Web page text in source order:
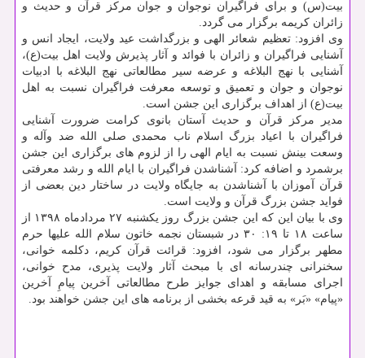
بیت(س) و برای فراگیران نوجوان و جوان مركز قرآن و حدیث و
زائران كریمه برگزار می گردد.
وی افزود: تعظیم شعائر الهی و بزرگداشت عید ولایت، ایجاد انس و
آشنایی فراگیران و زائران با فوائد و آثار پذیرش ولایت اهل بیت(ع)،
آشنایی با نهج البلاغه و عرضه سیر مطالعاتی نهج البلاغه با ادبیات
نوجوان و جوان و تعمیق و توسعه معرفت فراگیران نسبت به اهل
بیت(ع) از اهداف برگزاری این جشن است.
مدیر مركز قرآن و حدیث آستان بانوی كرامت ضرورت آشنایی
فراگیران با اعیاد بزرگ اسلام ناب محمدی صلی الله ضد وآله و
وسعت بینش نسبت به ایام الهی را از لزوم های برگزاری این جشن
برشمرد و اضافه كرد: آشناشدن فراگیران با ایام الله و رشد معرفتی
قرآن آموزان با آشناشدن به جایگاه ولایت در ساختار دین بعضی از
فواید جشن بزرگ قرآن و ولایت است.
وی با بیان این كه این جشن بزرگ روز یكشنبه ۲۷ مردادماه ۱۳۹۸ از
ساعت ۱۸ تا ۱۹: ۳۰ در شبستان نجمه خاتون سلام الله علیها حرم
مطهر برگزار می شود، افزود: قرائت قرآن كریم، دكلمه خوانی،
سخنرانی چندرسانه ای با مبحث آثار ولایت پذیری، مدح خوانی،
اجرای مسابقه و اهدای جوایز طرح مطالعاتی آخرین پیامِ آخرین
«پیام» «بَر» به قید قرعه بخشی از برنامه های این جشن خواهند بود.